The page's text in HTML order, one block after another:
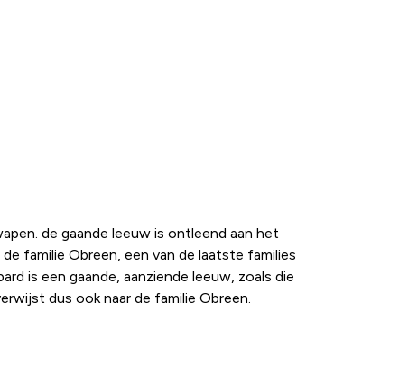
de gaande leeuw is ontleend aan het
familie Obreen, een van de laatste families
is een gaande, aanziende leeuw, zoals die
dus ook naar de familie Obreen.